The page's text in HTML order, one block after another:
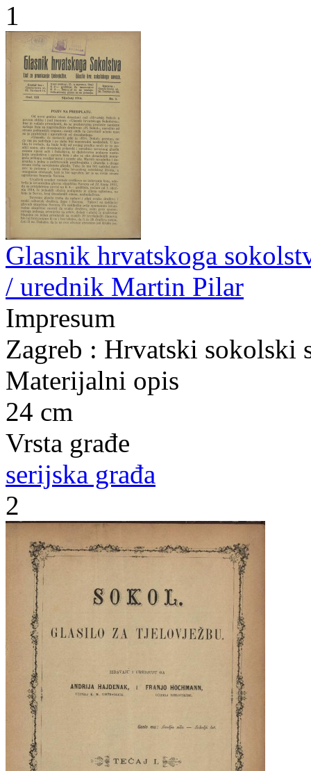
1
Glasnik hrvatskoga
/ urednik Martin Pilar
Impresum
Zagreb : Hrvatski sokolski
Materijalni opis
24 cm
Vrsta građe
serijska građa
2